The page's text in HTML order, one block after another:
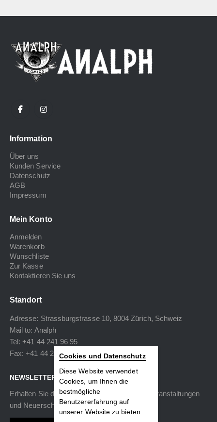
Information
Über uns
Kunden Service
Datenschutz
AGB
Impressum
Mein Konto
Anmelden
Warenkorb
Wunschliste
Zur Kasse
Kontaktieren Sie uns
Standort
Adresse: Strassburgstrasse 10, 8004 Zürich, Schweiz
Mail to: Analph
Tel: +41 44 241 96 95
Fax: +41 44 240 34 40
NEWSLETTER
Erhalten Sie die neuesten Informationen zu Veranstaltungen
und Neuerscheinungen.
Cookies und Datenschutz
Diese Website verwendet
Cookies, um Ihnen die
bestmögliche
Benutzererfahrung auf
unserer Website zu bieten.